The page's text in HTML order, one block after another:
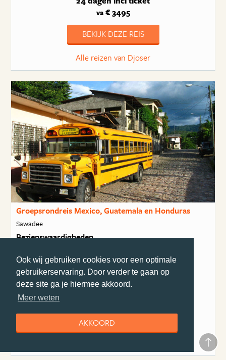
Ook wij gebruiken cookies voor een optimale
gebruikerservaring. Door verder te gaan op
deze site ga je hiermee akkoord.
Meer weten
AKKOORD
va€ 3495
BEKIJK DEZE REIS
Alle reizen van Djoser
Groepsrondreis Mexico, Guatemala en Honduras
Sawadee
Bezienswaardigheden
Pacaya Vulkaan
Tulum
23 dagenincl ticket
BEKIJK DEZE REIS